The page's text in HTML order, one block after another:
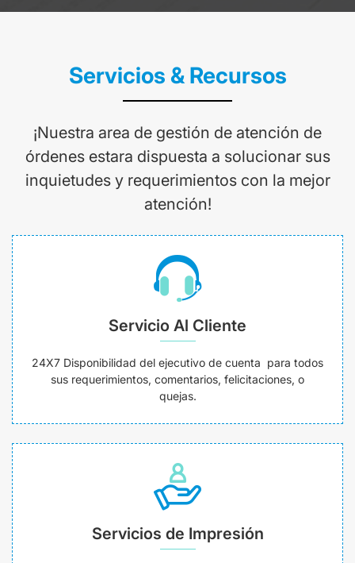
Servicios & Recursos
¡Nuestra area de gestión de atención de
órdenes estara dispuesta a solucionar sus
inquietudes y requerimientos con la mejor
atención!
Servicio Al Cliente
24X7 Disponibilidad del ejecutivo de cuenta para todos
sus requerimientos, comentarios, felicitaciones, o
quejas.
Servicios de Impresión